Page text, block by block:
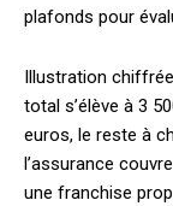
plafonds pour
Illustration
total s’élève à 3
euros, le reste à
l’assurance
une franchise